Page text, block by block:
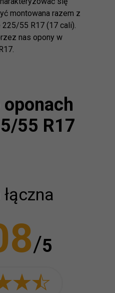
montowana razem z
55 R17 (17 cali).
nas opony w
55 R17
łączna
/5